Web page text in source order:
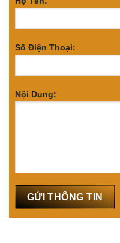
Số Điện Thoại:
Nội Dung: